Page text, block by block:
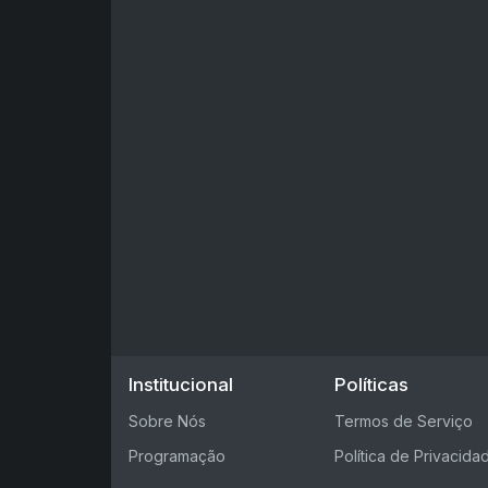
Institucional
Sobre Nós
Programação
Políticas
Termos de Serviço
Política de